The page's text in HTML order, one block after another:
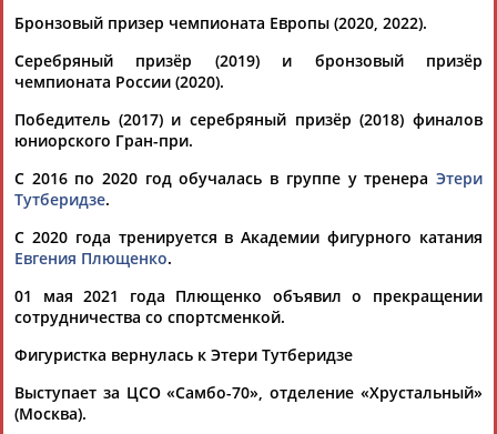
следующий сезон. О...
(Проект: Информационное агентство СТАДИОН
06.06.2026
Фигурное катание. Командный турнир "Т-Банк Кубок
Первого канала" 2025. 16 марта (прямая видеотрансляция)
...дуэт. Капитаны трех команд -- "белой"
Александра
Трусова
, "синей" Анна Щербакова и... ...Алина Загитова. В
команду "белых" Александры Трусовойвошли: Евгений
Семененко, Макар Игнатов, Дмитрий...
16.03.2025
Фигурное катание. Командный турнир "Т-Банк Кубок
Первого канала" 2025. 15 марта (прямая видеотрансляция)
...дуэт. Капитаны трех команд -- "белой"
Александра
Трусова
, "синей" Анна Щербакова и... ...Алина Загитова. В
команду "белых"Александры Трусовойвошли: Евгений
(Проект:Информационное агентство СТАДИОН)
15.03.2025
Бронзовый призер чемпионата Европы (2020, 2022).
Серебряный призёр (2019) и бронзовый призёр
чемпионата России (2020).
Победитель (2017) и серебряный призёр (2018) финалов
юниорского Гран-при.
С 2016 по 2020 год обучалась в группе у тренера Этери
Тутберидзе.
С 2020 года тренируется в Академии фигурного катания
Евгения Плющенко.
01 мая 2021 года Плющенко объявил о прекращении
сотрудничества со спортсменкой.
Фигуристка вернулась к Этери Тутберидзе
Выступает за ЦСО «Самбо-70», отделение «Хрустальный»
(Москва).